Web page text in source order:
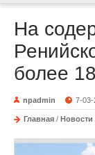
На
более
npadmin 7-03-
Главная / Новости